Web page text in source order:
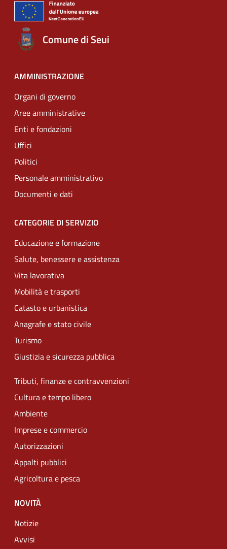
Comune di Seui
AMMINISTRAZIONE
Organi di governo
Aree amministrative
Enti e fondazioni
Uffici
Politici
Personale amministrativo
Documenti e dati
CATEGORIE DI SERVIZIO
Educazione e formazione
Salute, benessere e assistenza
Vita lavorativa
Mobilità e trasporti
Catasto e urbanistica
Anagrafe e stato civile
Turismo
Giustizia e sicurezza pubblica
Tributi, finanze e contravvenzioni
Cultura e tempo libero
Ambiente
Imprese e commercio
Autorizzazioni
Appalti pubblici
Agricoltura e pesca
NOVITÀ
Notizie
Avvisi